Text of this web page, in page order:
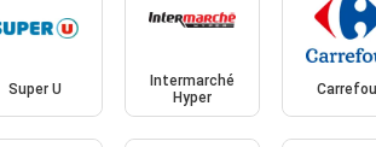
Super U
Intermarché
Hyper